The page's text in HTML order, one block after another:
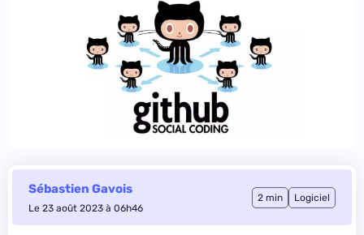
Sébastien Gavois
Le 23 août 2023 à 06h46
2 min Logiciel